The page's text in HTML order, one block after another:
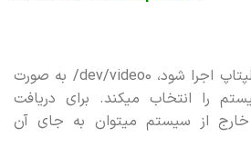
اگر این دستور روی یک لپتاپ اجرا شود، dev/video0/ به صورت
را انتخاب میکند. برای دریافت
خارج از سیستم میتوان به جای آن